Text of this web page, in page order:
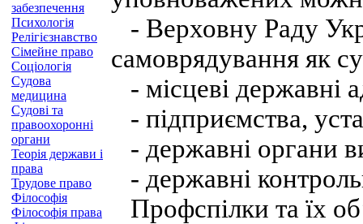
забезпечення
Психологія
Релігієзнавство
Сімейне право
Соціологія
Судова
медицина
Судові та
правоохоронні
органи
Теорія держави і
права
Трудове право
Філософія
Філософія права
- Верховну Раду
самоврядування як
- місцеві державні
- підприємства,
- державні органи
- державні
Профспілки та їх